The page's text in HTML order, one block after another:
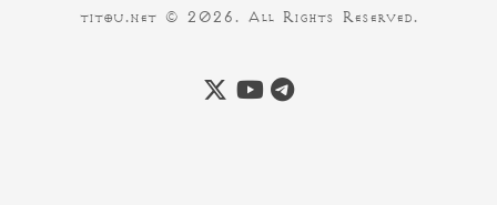
titou.net © 2026. All Rights Reserved.